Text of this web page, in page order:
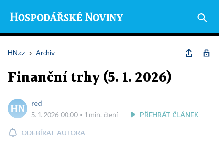
HN.cz › Archiv
Finanční trhy (5. 1. 2026)
red
5. 1. 2026 00:00 ▪ 1 min. čtení PŘEHRÁT ČLÁNEK
ODEBÍRAT AUTORA